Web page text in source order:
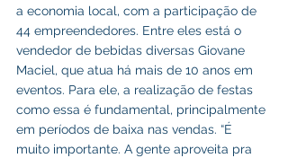
a economia local, com a participação de
44 empreendedores. Entre eles está o
vendedor de bebidas diversas Giovane
Maciel, que atua há mais de 10 anos em
eventos. Para ele, a realização de festas
como essa é fundamental, principalmente
em períodos de baixa nas vendas. “É
muito importante. A gente aproveita pra